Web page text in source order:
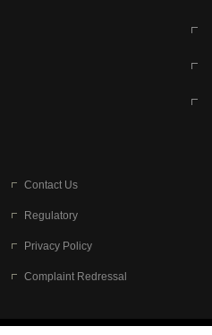
Contact Us
Regulatory
Privacy Policy
Complaint Redressal